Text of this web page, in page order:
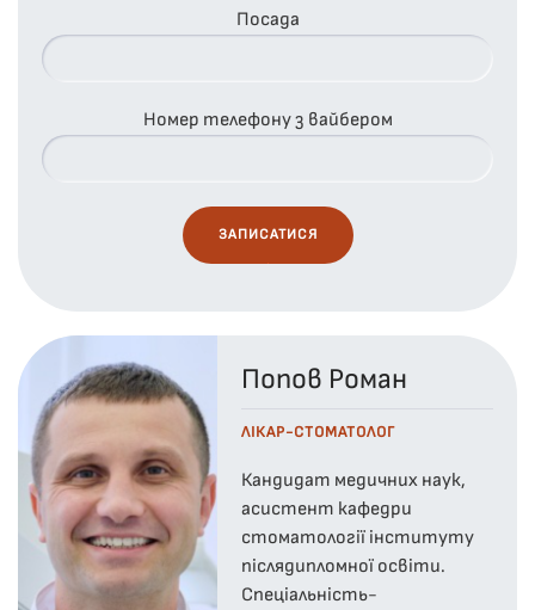
Посада
Номер телефону з вайбером
Попов Роман
ЛІКАР-СТОМАТОЛОГ
Кандидат медичних наук,
асистент кафедри
стоматології інституту
післядипломної освіти.
Спеціальність-